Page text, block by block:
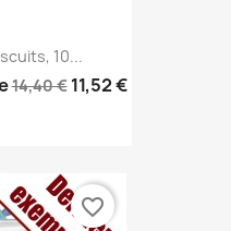
10...
14,40 € 11,52 €
favorite_border